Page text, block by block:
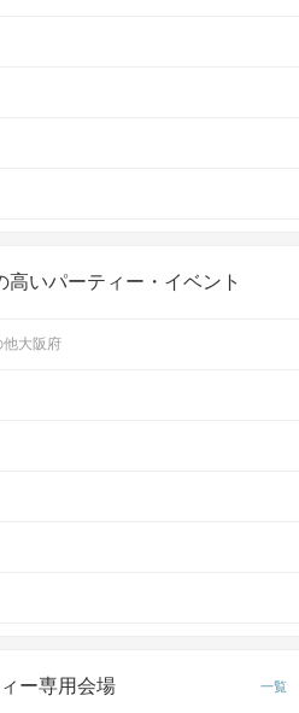
高いパーティー・イベント
他大阪府
ー専用会場 一覧